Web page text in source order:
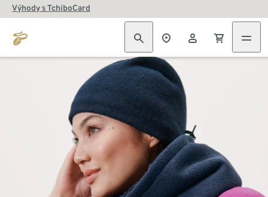
Výhody s TchiboCard